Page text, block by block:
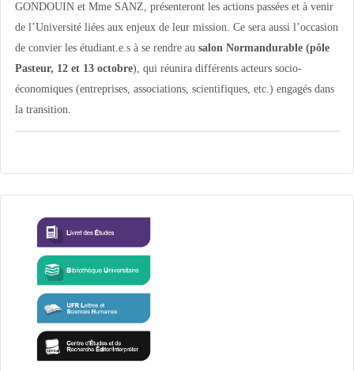
GONDOUIN et Mme SANZ, présenteront les actions passées et à venir
de l’Université liées aux enjeux de leur mission. Ce sera aussi l’occasion
de convier les étudiant.e.s à se rendre au salon Normandurable (pôle
Pasteur, 12 et 13 octobre), qui réunira différents acteurs socio-
économiques (entreprises, associations, scientifiques, etc.) engagés dans
la transition.